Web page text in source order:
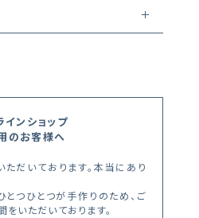
インショップ
のお客様へ
ただいております。本当にあり
つひとつが手作りのため、ご
いただいております。